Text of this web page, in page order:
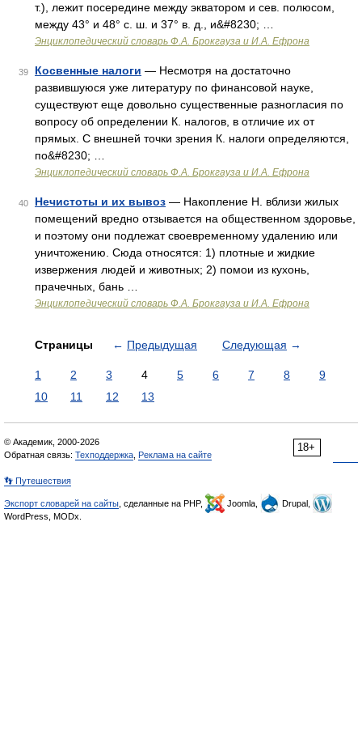
т.), лежит посередине между экватором и сев. полюсом,
между 43° и 48° с. ш. и 37° в. д., и&#8230; …
Энциклопедический словарь Ф.А. Брокгауза и И.А. Ефрона
39 Косвенные налоги — Несмотря на достаточно
развившуюся уже литературу по финансовой науке,
существуют еще довольно существенные разногласия по
вопросу об определении К. налогов, в отличие их от
прямых. С внешней точки зрения К. налоги определяются,
по&#8230; …
Энциклопедический словарь Ф.А. Брокгауза и И.А. Ефрона
40 Нечистоты и их вывоз — Накопление Н. вблизи жилых
помещений вредно отзывается на общественном здоровье,
и поэтому они подлежат своевременному удалению или
уничтожению. Сюда относятся: 1) плотные и жидкие
извержения людей и животных; 2) помои из кухонь,
прачечных, бань …
Энциклопедический словарь Ф.А. Брокгауза и И.А. Ефрона
Страницы ← Предыдущая Следующая →
1 2 3 4 5 6 7 8
9
10
11 12 13
18+
© Академик, 2000-2026
Обратная связь: Техподдержка Реклама на сайте
👣 Путешествия
Экспорт словарей на сайты , сделанные на PHP, Joomla,
Drupal,
WordPress, MODx.